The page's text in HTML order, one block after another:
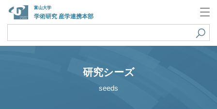
富山大学
学術研究 産学連携本部
研究シーズ
seeds